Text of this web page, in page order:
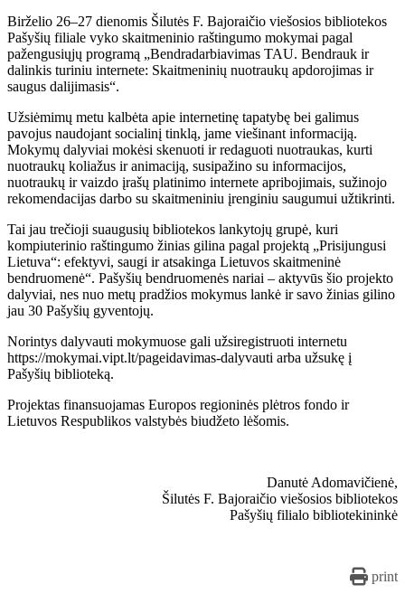
Birželio 26–27 dienomis Šilutės F. Bajoraičio viešosios bibliotekos
Pašyšių filiale vyko skaitmeninio raštingumo mokymai pagal
pažengusiųjų programą „Bendradarbiavimas TAU. Bendrauk ir
dalinkis turiniu internete: Skaitmeninių nuotraukų apdorojimas ir
saugus dalijimasis“.
Užsiėmimų metu kalbėta apie internetinę tapatybę bei galimus
pavojus naudojant socialinį tinklą, jame viešinant informaciją.
Mokymų dalyviai mokėsi skenuoti ir redaguoti nuotraukas, kurti
nuotraukų koliažus ir animaciją, susipažino su informacijos,
nuotraukų ir vaizdo įrašų platinimo internete apribojimais, sužinojo
rekomendacijas darbo su skaitmeniniu įrenginiu saugumui užtikrinti.
Tai jau trečioji suaugusių bibliotekos lankytojų grupė, kuri
kompiuterinio raštingumo žinias gilina pagal projektą „Prisijungusi
Lietuva“: efektyvi, saugi ir atsakinga Lietuvos skaitmeninė
bendruomenė“. Pašyšių bendruomenės nariai – aktyvūs šio projekto
dalyviai, nes nuo metų pradžios mokymus lankė ir savo žinias gilino
jau 30 Pašyšių gyventojų.
Norintys dalyvauti mokymuose gali užsiregistruoti internetu
https://mokymai.vipt.lt/pageidavimas-dalyvauti arba užsukę į
Pašyšių biblioteką.
Projektas finansuojamas Europos regioninės plėtros fondo ir
Lietuvos Respublikos valstybės biudžeto lėšomis.
Danutė Adomavičienė,
Šilutės F. Bajoraičio viešosios bibliotekos
Pašyšių filialo bibliotekininkė
print